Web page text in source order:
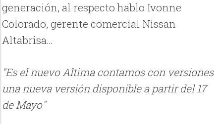
generación, al respecto hablo Ivonne
Colorado, gerente comercial Nissan
Altabrisa…
"Es el nuevo Altima contamos con versiones
una nueva versión disponible a partir del 17
de Mayo"